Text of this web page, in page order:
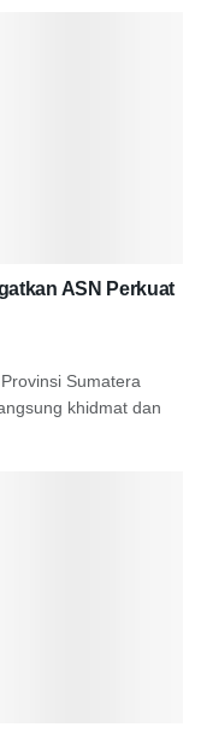
ASN Perkuat
Sumatera
khidmat dan